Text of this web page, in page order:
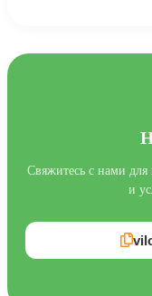
Свяжитесь с нами для
и